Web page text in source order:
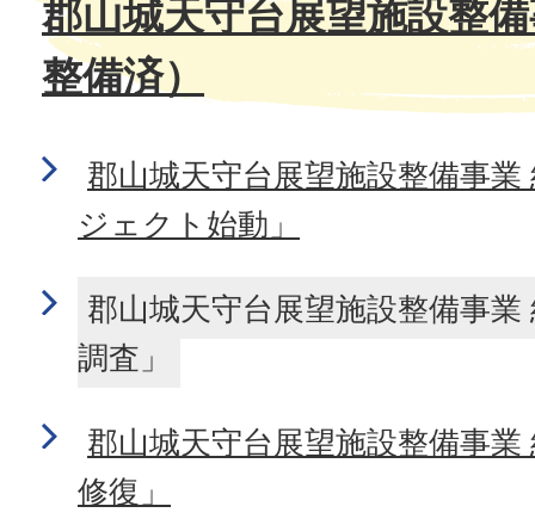
郡山城天守台展望施設整
整備済）
郡山城天守台展望施設整備事
ジェクト始動」
郡山城天守台展望施設整備事
調査」
郡山城天守台展望施設整備事
修復」